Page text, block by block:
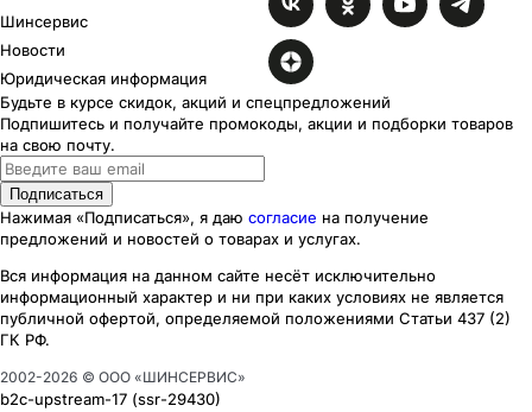
Шинсервис
Новости
Юридическая информация
Будьте в курсе скидок, акций и спецпредложений
Подпишитесь и получайте промокоды, акции и подборки товаров
на свою почту.
Подписаться
Нажимая «Подписаться», я даю согласие на получение
предложений и новостей о товарах и услугах.
Вся информация на данном сайте несёт исключительно
информационный характер и ни при каких условиях не является
публичной офертой, определяемой положениями Статьи 437 (2)
ГК РФ.
2002-2026 © ООО «ШИНСЕРВИС»
b2c-upstream-17 (ssr-29430)